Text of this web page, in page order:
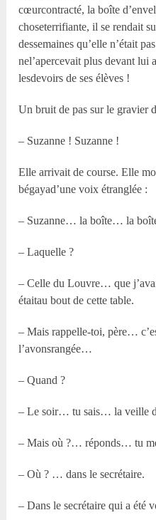
cœurcontracté, la boîte
choseterrifiante, il se rendait
dessemaines qu’elle n’était
nel’apercevait plus devant lui
lesdevoirs de ses élèves !
Un bruit de pas sur le gravier
– Suzanne ! Suzanne !
Elle arrivait de course. Elle
bégayad’une voix étranglée :
– Suzanne… la boîte… la
– Laquelle ?
– Celle du Louvre… que
étaitau bout de cette table.
– Mais rappelle-toi, père…
l’avonsrangée…
– Quand ?
– Le soir… tu sais… la veille
– Mais où ?… réponds… tu
– Où ? … dans le secrétaire.
– Dans le secrétaire qui a été